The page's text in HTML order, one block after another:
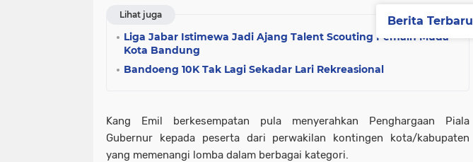
Lihat juga
Liga Jabar Istimewa Jadi Ajang Talent Scouting Pemain Muda
Kota Bandung
Bandoeng 10K Tak Lagi Sekadar Lari Rekreasional
Kang Emil berkesempatan pula menyerahkan Penghargaan Piala
Gubernur kepada peserta dari perwakilan kontingen kota/kabupaten
yang memenangi lomba dalam berbagai kategori.
Berita Terbaru